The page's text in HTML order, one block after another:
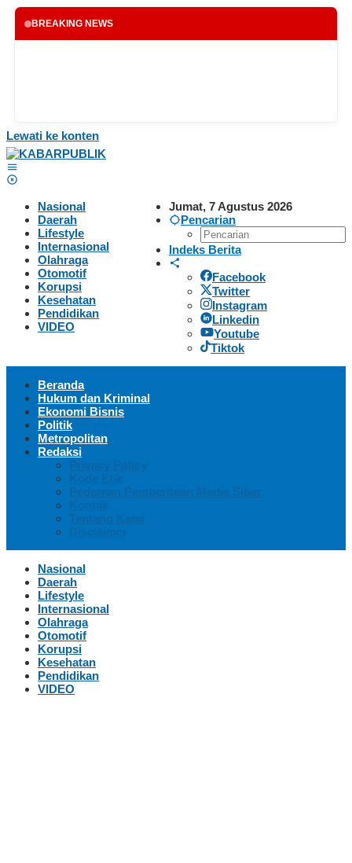
BREAKING NEWS
Lewati ke konten
Jumat, 7 Agustus 2026
Pencarian
Indeks Berita
Facebook
Twitter
Instagram
Linkedin
Youtube
Tiktok
Nasional
Daerah
Lifestyle
Internasional
Olahraga
Otomotif
Korupsi
Kesehatan
Pendidikan
VIDEO
Beranda
Hukum dan Kriminal
Ekonomi Bisnis
Politik
Metropolitan
Redaksi
Privacy Policy
Kode Etik
Pedoman Pemberitaan Media Siber
Kontak
Tentang Kami
Disclaimer
Nasional
Daerah
Lifestyle
Internasional
Olahraga
Otomotif
Korupsi
Kesehatan
Pendidikan
VIDEO